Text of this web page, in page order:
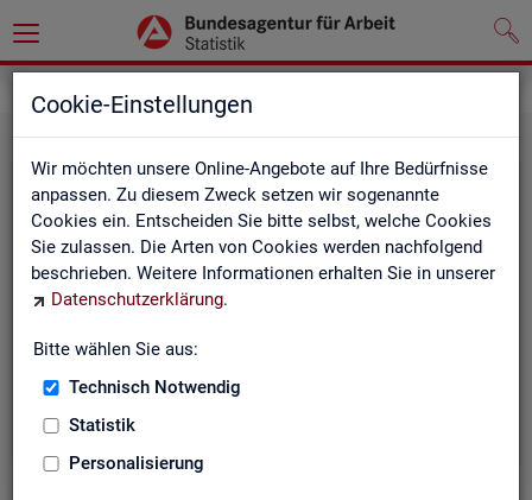
Cookie-Einstellungen
Wir möchten unsere Online-Angebote auf Ihre Bedürfnisse
anpassen. Zu diesem Zweck setzen wir sogenannte
Cookies ein. Entscheiden Sie bitte selbst, welche Cookies
Sie zulassen. Die Arten von Cookies werden nachfolgend
beschrieben. Weitere Informationen erhalten Sie in unserer
Datenschutzerklärung.
Bitte wählen Sie aus:
Technisch Notwendig
Statistik
Personalisierung
Rund­schau Ar­beits­markt